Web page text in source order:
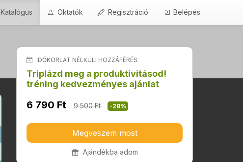
Katalógus Oktatók Regisztráció Belépés
IDŐKORLÁT NÉLKÜLI HOZZÁFÉRÉS
Triplázd meg a produktivitásod!
tréning kedvezményes ajánlat
6 790 Ft 9 500 Ft -28%
Megveszem most
Ajándékba adom